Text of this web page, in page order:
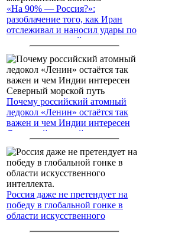
«На 90% — Россия?»:
разоблачение того, как Иран
отслеживал и наносил удары по
американским войскам
Почему российский атомный
ледокол «Ленин» остаётся так
важен и чем Индии интересен
Северный морской путь
Россия даже не претендует на
победу в глобальной гонке в
области искусственного